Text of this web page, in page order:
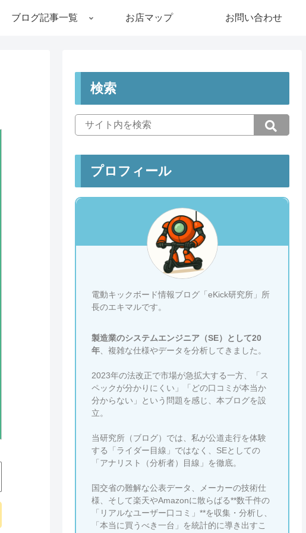
ブログ記事一覧 お店マップ お問い合わせ
検索
プロフィール
電動キックボード情報ブログ「eKick研究所」所
長のエキマルです。
製造業のシステムエンジニア（SE）として20
年 、複雑な仕様やデータを分析してきました。
2023年の法改正で市場が急拡大する一方、「ス
ペックが分かりにくい」「どの口コミが本当か
分からない」という問題を感じ、本ブログを設
立。
当研究所（ブログ）では、私が公道走行を体験
する「ライダー目線」ではなく、SEとしての
「アナリスト（分析者）目線」を徹底。
国交省の難解な公表データ、メーカーの技術仕
様、そして楽天やAmazonに散らばる**数千件の
「リアルなユーザー口コミ」**を収集・分析し、
「本当に買うべき一台」を統計的に導き出すこ